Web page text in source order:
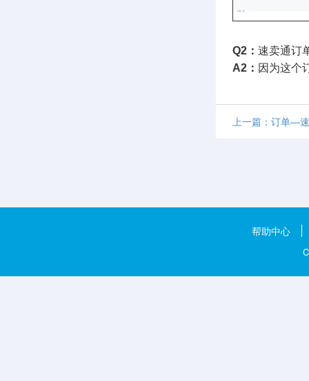
Q2： 速卖通订
A2： 因为这个
上一篇：订单—
帮助中心